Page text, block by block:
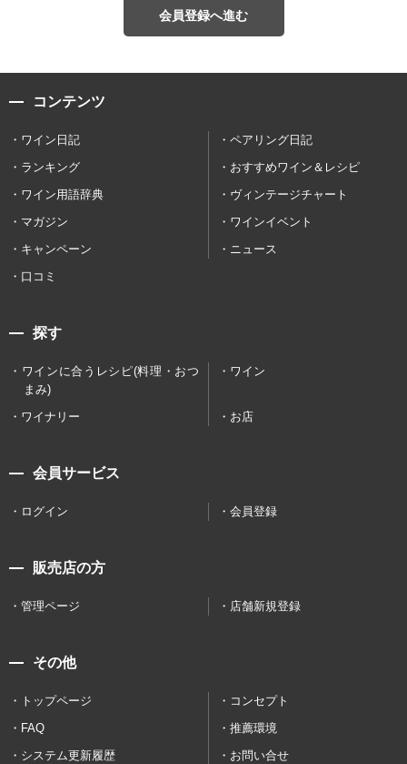
会員登録へ進む
コンテンツ
ワイン日記
ペアリング日記
ランキング
おすすめワイン＆レシピ
ワイン用語辞典
ヴィンテージチャート
マガジン
ワインイベント
キャンペーン
ニュース
口コミ
探す
ワインに合うレシピ(料理・おつ
まみ)
ワイン
ワイナリー お店
会員サービス
ログイン 会員登録
販売店の方
管理ページ 店舗新規登録
その他
トップページ
コンセプト
FAQ
推薦環境
システム更新履歴
お問い合せ